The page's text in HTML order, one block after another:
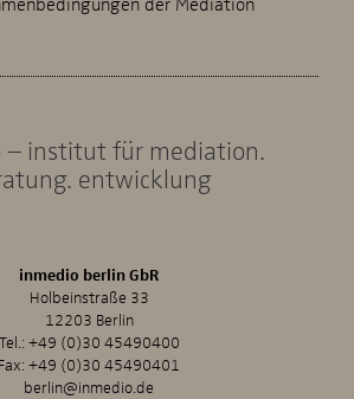
– institut für mediation.
entwicklung
inmedio berlin GbR
Holbeinstraße 33
12203 Berlin
Tel.:+49 (0)30 45490400
Fax: +49 (0)30 45490401
berlin@inmedio.de